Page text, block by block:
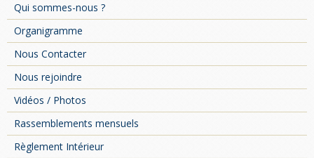
Qui sommes-nous ?
Organigramme
Nous Contacter
Nous rejoindre
Vidéos / Photos
Rassemblements mensuels
Règlement Intérieur